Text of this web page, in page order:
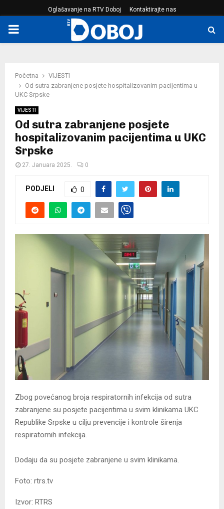
Oglašavanje na RTV Doboj Kontaktirajte nas
PRIMARY
Početna
VIJESTI
Od sutra zabranjene posjete hospitalizovanim pacijentima u
UKC Srpske
VIJESTI
Od sutra zabranjene posjete
hospitalizovanim pacijentima u UKC
Srpske
27. Januara 2025. 0
PODJELI 0
Zbog povećanog broja respiratornih infekcija od sutra
zabranjene su posjete pacijentima u svim klinikama UKC
Republike Srpske u cilju prevencije i kontrole širenja
respiratornih infekcija.
Dodaju da su posjete zabranjene u svim klinikama.
Foto: rtrs.tv
Izvor: RTRS